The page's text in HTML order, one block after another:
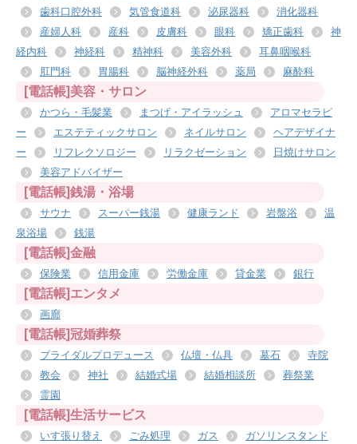
歯科口腔外科
気管食道科 泌尿器科
消化器科
産婦人科
産科 皮膚科 眼科 矯正歯科
神
経内科
神経科 精神科 美容外科
耳鼻咽喉科
肛門科
胃腸科 脳神経外科 薬局 麻酔科
[電話帳]美容・サロン
かつら・毛髪業 まつげ・アイラッシュ
アロマセラピ
ー
エステティックサロン ネイルサロン
ヘアデザイナ
ー
リフレクソロジー リラクゼーション
日焼けサロン
美容アドバイザー
[電話帳]銭湯・浴場
サウナ スーパー銭湯 健康ランド 岩盤浴
温
泉浴場
銭湯
[電話帳]金融
保険業 信用金庫 労働金庫 貸金業 銀行
[電話帳]エンタメ
画廊
[電話帳]冠婚葬祭
ブライダルプロデュース 仏壇・仏具 墓石
寺院
教会
神社 結婚式場 結婚相談所
葬祭業
霊園
[電話帳]生活サービス
いす張り替え ごみ処理 ガス
ガソリンスタンド